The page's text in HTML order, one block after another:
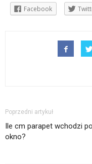
Facebook
Poprzedni artykuł
Ile cm parapet wchodzi
okno?